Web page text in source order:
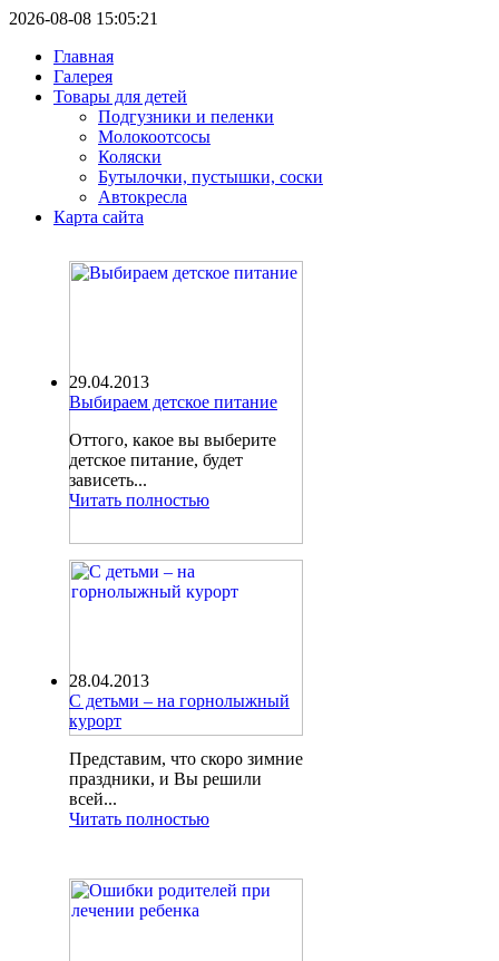
2026-08-08 15:05:21
Главная
Галерея
Товары для детей
Подгузники и пеленки
Молокоотсосы
Коляски
Бутылочки, пустышки, соски
Автокресла
Карта сайта
29.04.2013
Выбираем детское питание
Оттого, какое вы выберите
детское питание, будет
зависеть...
Читать полностью
28.04.2013
С детьми – на горнолыжный
курорт
Представим, что скоро зимние
праздники, и Вы решили
всей...
Читать полностью